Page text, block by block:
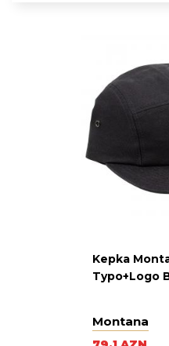
Kepka
Typo+Logo
Montana